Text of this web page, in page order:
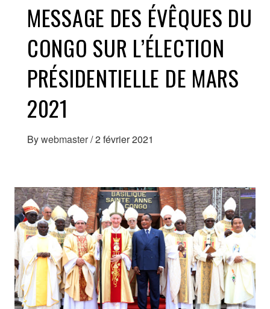
MESSAGE DES ÉVÊQUES DU
CONGO SUR L’ÉLECTION
PRÉSIDENTIELLE DE MARS
2021
Bywebmaster/2 février 2021